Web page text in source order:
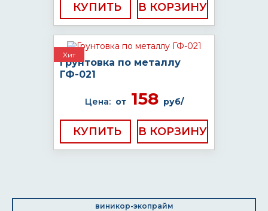
КУПИТЬ
Хит
Грунтовка по металлу
ГФ-021
Цена: от158 руб/
КУПИТЬ
виникор-экопрайм